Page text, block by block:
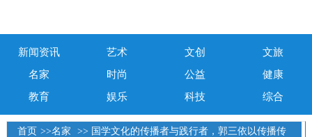
新闻资讯 艺术 文创
文旅
名家
时尚 公益
健康
教育
娱乐 科技 综合
首页 >>名家
>> 国学文化的传播者与践行者，郭三依以传播传